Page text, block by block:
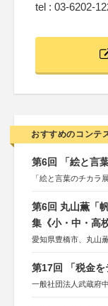
tel : 03-6202-
おすすめのコンテ
第6回 「絵と言
「絵と言葉のチカラ
第6回 丸山薫「
集《小・中・高
愛知県豊橋市、丸山
第17回 「税金を
一般社団法人武蔵府